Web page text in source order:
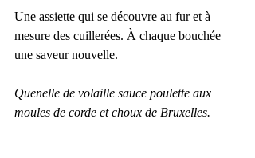
Une assiette qui se découvre au fur et à
mesure des cuillerées. À chaque bouchée
une saveur nouvelle.
Quenelle de volaille sauce poulette aux
moules de corde et choux de Bruxelles.